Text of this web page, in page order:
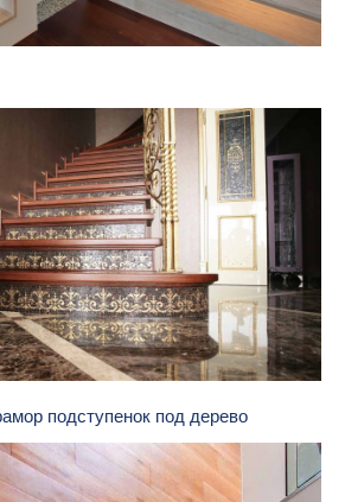
подступенок под дерево